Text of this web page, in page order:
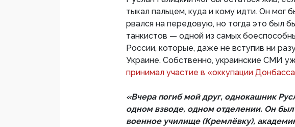
тыкал пальцем, куда и кому идти. Он мог
рвался на передовую, но тогда это был
танкистов — одной из самых
России, которые, даже не вступив ни
Украине. Собственно, украинские СМИ
принимал участие в «оккупации
«Вчера погиб мой друг, однокашник
одном взводе, одном отделении. Он
военное училище (Кремлёвку),